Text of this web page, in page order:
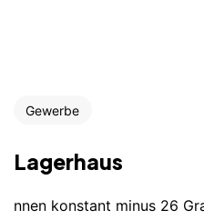
Gewerbe
Lagerhaus
nnen konstant minus 26